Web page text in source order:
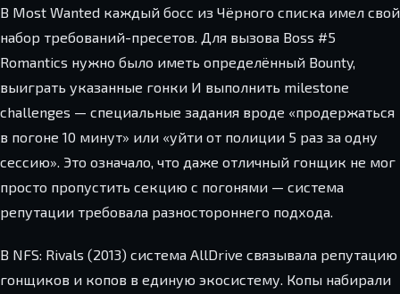
В Most Wanted каждый босс из Чёрного списка имел свой
набор требований-пресетов. Для вызова Boss #5
Romantics нужно было иметь определённый Bounty,
выиграть указанные гонки И выполнить milestone
challenges — специальные задания вроде «продержаться
в погоне 10 минут» или «уйти от полиции 5 раз за одну
сессию». Это означало, что даже отличный гонщик не мог
просто пропустить секцию с погонями — система
репутации требовала разностороннего подхода.
В NFS: Rivals (2013) система AllDrive связывала репутацию
гонщиков и копов в единую экосистему. Копы набирали